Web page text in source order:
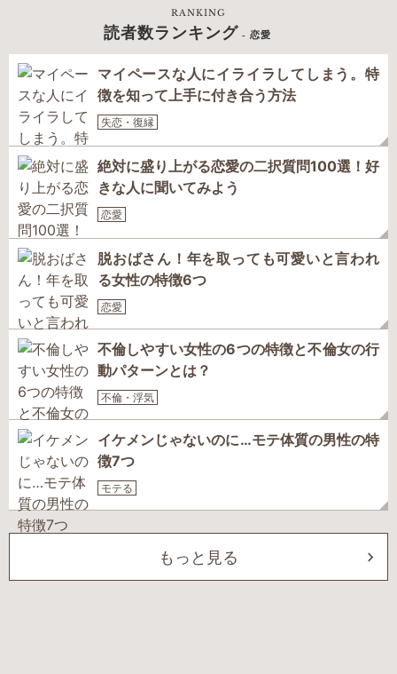
RANKING
読者数ランキング - 恋愛
マイペースな人にイライラしてしまう。特
徴を知って上手に付き合う方法
失恋・復縁
絶対に盛り上がる恋愛の二択質問100選！好
きな人に聞いてみよう
恋愛
脱おばさん！年を取っても可愛いと言われ
る女性の特徴6つ
恋愛
不倫しやすい女性の6つの特徴と不倫女の行
動パターンとは？
不倫・浮気
イケメンじゃないのに…モテ体質の男性の特
徴7つ
モテる
もっと見る